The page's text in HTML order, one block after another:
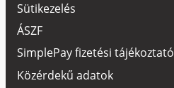
Sütikezelés
ÁSZF
SimplePay fizetési tájékoztató
Közérdekű adatok